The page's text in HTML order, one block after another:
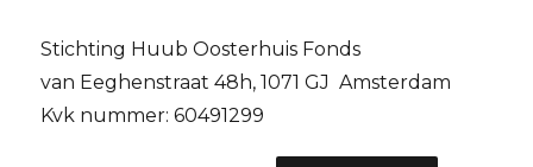
Stichting Huub Oosterhuis Fonds
van Eeghenstraat 48h, 1071 GJ Amsterdam
Kvk nummer: 60491299